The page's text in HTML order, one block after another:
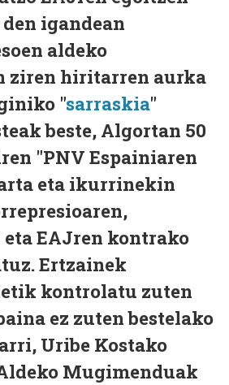
igandean
aldeko
ziren hiritarren aurka
"sarraskia"
beste, Algortan 50
"PNV Espainiaren
eta ikurrinekin
EAJren kontrako
Ertzainek
kontrolatu zuten
ez zuten bestelako
Uribe Kostako
Mugimenduak